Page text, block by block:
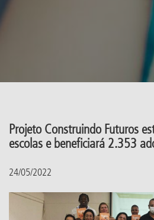
Projeto Construindo Futuros
escolas e beneficiará 2.353
24/05/2022